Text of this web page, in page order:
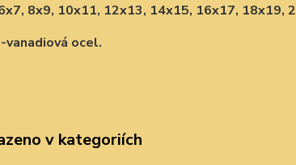
8x9, 10x11, 12x13, 14x15, 16x17, 18x19,
vanadiová ocel.
v kategoriích